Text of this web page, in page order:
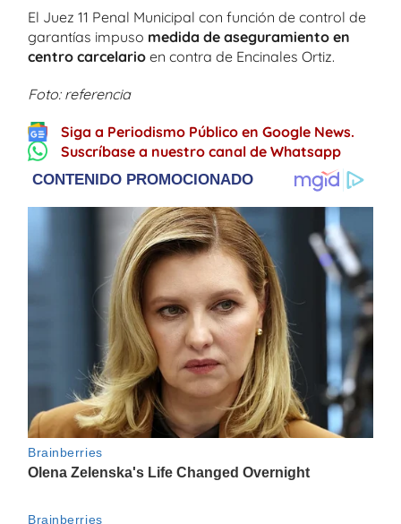
El Juez 11 Penal Municipal con función de control de
garantías impuso medida de aseguramiento en
centro carcelario en contra de Encinales Ortiz.
Foto: referencia
Siga a Periodismo Público en Google News.
Suscríbase a nuestro canal de Whatsapp